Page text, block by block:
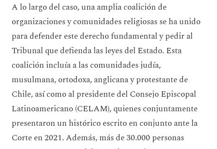
A lo largo del caso, una amplia coalición de
organizaciones y comunidades religiosas se ha unido
para defender este derecho fundamental y pedir al
Tribunal que defienda las leyes del Estado. Esta
coalición incluía a las comunidades judía,
musulmana, ortodoxa, anglicana y protestante de
Chile, así como al presidente del Consejo Episcopal
Latinoamericano (CELAM), quienes conjuntamente
presentaron un histórico escrito en conjunto ante la
Corte en 2021. Además, más de 30.000 personas